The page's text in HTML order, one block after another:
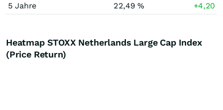
5 Jahre
22,49 % +4,20
Heatmap STOXX Netherlands Large Cap Index
(Price Return)